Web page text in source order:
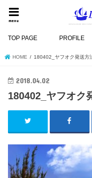
menu
TOP PAGE PROFILE
HOME 180402_ヤフオク発送方
2018.04.02
180402_ヤフオク